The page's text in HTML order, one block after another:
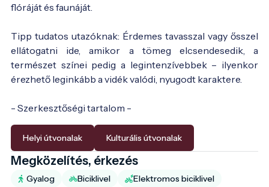
flóráját és faunáját.
Tipp tudatos utazóknak: Érdemes tavasszal vagy ősszel
ellátogatni ide, amikor a tömeg elcsendesedik, a
természet színei pedig a legintenzívebbek – ilyenkor
érezhető leginkább a vidék valódi, nyugodt karaktere.
- Szerkesztőségi tartalom -
Helyi útvonalak Kulturális útvonalak
Megközelítés, érkezés
Gyalog Biciklivel
Elektromos biciklivel